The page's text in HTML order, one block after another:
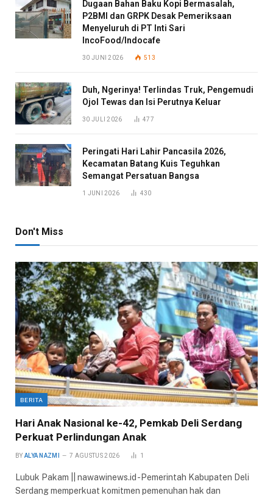
Dugaan Bahan Baku Kopi Bermasalah,
P2BMI dan GRPK Desak Pemeriksaan
Menyeluruh di PT Inti Sari
IncoFood/Indocafe
30 JUNI 2026 513
Duh, Ngerinya! Terlindas Truk, Pengemudi
Ojol Tewas dan Isi Perutnya Keluar
30 JULI 2026 477
Peringati Hari Lahir Pancasila 2026,
Kecamatan Batang Kuis Teguhkan
Semangat Persatuan Bangsa
1 JUNI 2026 430
Don't Miss
BERITA
Hari Anak Nasional ke-42, Pemkab Deli Serdang
Perkuat Perlindungan Anak
BY ALYA NAZMI 7 AGUSTUS 2026 1
Lubuk Pakam || nawawinews.id -Pemerintah Kabupaten Deli
Serdang memperkuat komitmen pemenuhan hak dan